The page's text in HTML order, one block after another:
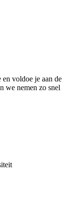
voldoe je aan de
we nemen zo snel